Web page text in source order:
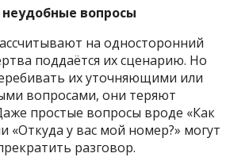
вопросы
на односторонний
поддаётся их сценарию. Но
их уточняющими или
вопросами, они теряют
простые вопросы вроде «Как
«Откуда у вас мой номер?» могут
разговор.